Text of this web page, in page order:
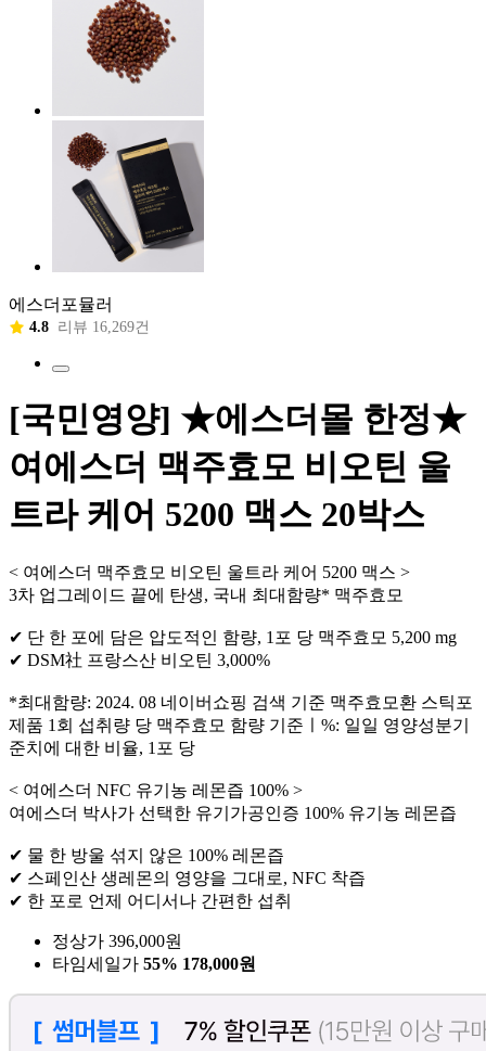
에스더포뮬러
4.8 리뷰 16,269건
[국민영양] ★에스더몰 한정★
여에스더 맥주효모 비오틴 울
트라 케어 5200 맥스 20박스
< 여에스더 맥주효모 비오틴 울트라 케어 5200 맥스 >
3차 업그레이드 끝에 탄생, 국내 최대함량* 맥주효모
✔ 단 한 포에 담은 압도적인 함량, 1포 당 맥주효모 5,200 mg
✔ DSM社 프랑스산 비오틴 3,000%
*최대함량: 2024. 08 네이버쇼핑 검색 기준 맥주효모환 스틱포
제품 1회 섭취량 당 맥주효모 함량 기준ㅣ%: 일일 영양성분기
준치에 대한 비율, 1포 당
< 여에스더 NFC 유기농 레몬즙 100% >
여에스더 박사가 선택한 유기가공인증 100% 유기농 레몬즙
✔ 물 한 방울 섞지 않은 100% 레몬즙
✔ 스페인산 생레몬의 영양을 그대로, NFC 착즙
✔ 한 포로 언제 어디서나 간편한 섭취
정상가 396,000원
타임세일가 55% 178,000원